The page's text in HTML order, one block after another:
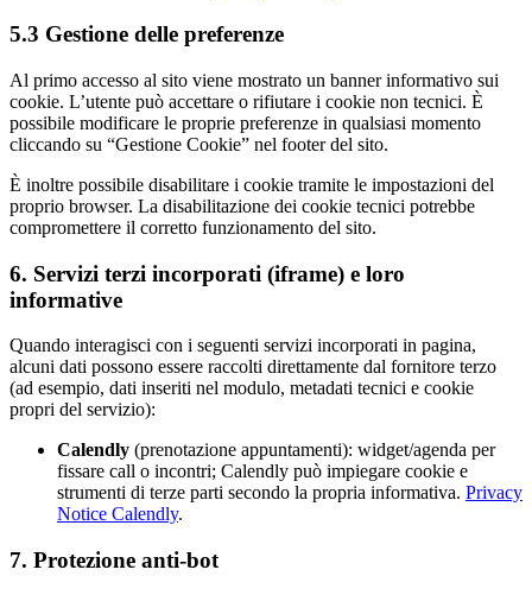
5.3 Gestione delle preferenze
Al primo accesso al sito viene mostrato un banner informativo sui
cookie. L’utente può accettare o rifiutare i cookie non tecnici. È
possibile modificare le proprie preferenze in qualsiasi momento
cliccando su “Gestione Cookie” nel footer del sito.
È inoltre possibile disabilitare i cookie tramite le impostazioni del
proprio browser. La disabilitazione dei cookie tecnici potrebbe
compromettere il corretto funzionamento del sito.
6. Servizi terzi incorporati (iframe) e loro
informative
Quando interagisci con i seguenti servizi incorporati in pagina,
alcuni dati possono essere raccolti direttamente dal fornitore terzo
(ad esempio, dati inseriti nel modulo, metadati tecnici e cookie
propri del servizio):
Calendly (prenotazione appuntamenti): widget/agenda per
fissare call o incontri; Calendly può impiegare cookie e
strumenti di terze parti secondo la propria informativa. Privacy
Notice Calendly.
7. Protezione anti-bot